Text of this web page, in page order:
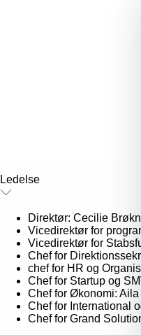
Ledelse
Direktør: Cecilie
Vicedirektør for
Vicedirektør for
Chef for
chef for HR og
Chef for Startup og
Chef for Økonomi: Aila
Chef for International
Chef for Grand